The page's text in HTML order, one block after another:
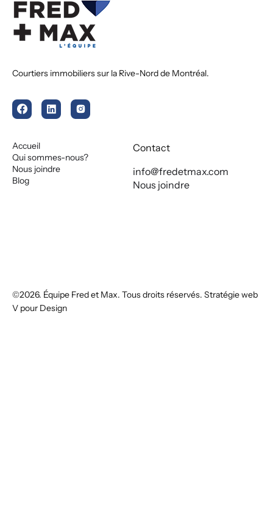
Courtiers immobiliers sur la Rive-Nord de Montréal.
Contact
info@fredetmax.com
Nous joindre
Accueil
Qui sommes-nous?
Nous joindre
Blog
©2026. Équipe Fred et Max. Tous droits réservés. Stratégie web
V pour Design